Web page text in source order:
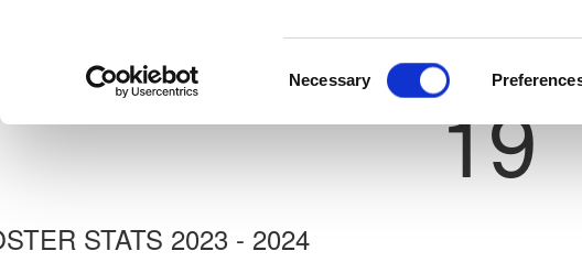
Necessary
Shirt Number
19
STATS 2023 - 2024